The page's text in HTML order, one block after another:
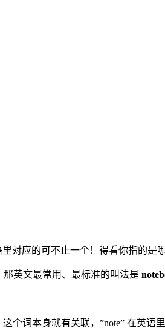
对应的可不止一个！得看你指的是哪
英文最常用、最标准的叫法是
个词本身就有关联，”note” 在英语